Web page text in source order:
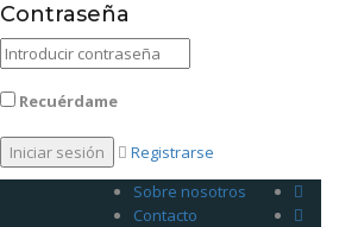
Contraseña
Recuérdame
Registrarse
Sobre nosotros
Contacto